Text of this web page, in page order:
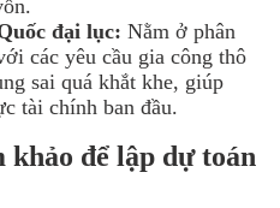
đại lục: Nằm ở phân
các yêu cầu gia công thô
sai quá khắt khe, giúp
tài chính ban đầu.
khảo để lập dự toán